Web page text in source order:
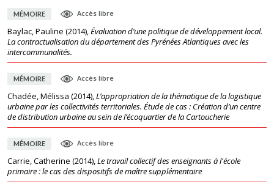
MÉMOIRE Accès libre
Baylac, Pauline (2014),Évaluation d’une politique de développement local.
La contractualisation du département des Pyrénées Atlantiques avec les
intercommunalités.
MÉMOIRE Accès libre
Chadée, Mélissa (2014),L’appropriation de la thématique de la logistique
urbaine par les collectivités territoriales. Étude de cas : Création d’un centre
de distribution urbaine au sein de l’écoquartier de la Cartoucherie
MÉMOIRE Accès libre
Carrie, Catherine (2014),Le travail collectif des enseignants à l'école
primaire : le cas des dispositifs de maître supplémentaire